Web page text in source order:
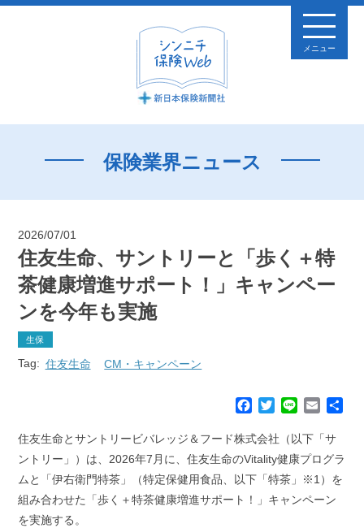
メニュー
保険業界ニュース
2026/07/01
住友生命、サントリーと「歩く＋特
茶健康増進サポート！」キャンペー
ンを今年も実施
生保
Tag: 住友生命 CM・キャンペーン
c
e
o
T
i
t
e
r
n
e
E
a
i
住友生命とサントリービバレッジ＆フード株式会社（以下「サ
ントリー」）は、2026年7月に、住友生命のVitality健康プログラ
ムと「伊右衛門特茶」（特定保健用食品、以下「特茶」※1）を
組み合わせた「歩く＋特茶健康増進サポート！」キャンペーン
を実施する。